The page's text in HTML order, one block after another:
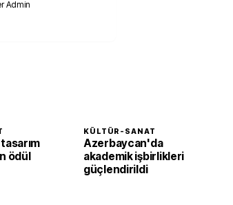
Admin
ödül
KÜLTÜR-SANAT
Azerbaycan'da
akademik işbirlikleri
güçlendirildi